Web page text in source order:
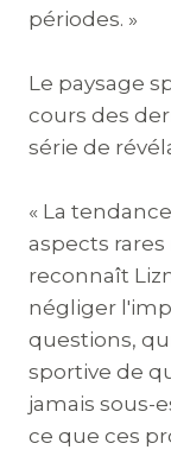
périodes. »
Le paysage
cours des
série de
« La
aspects
reconnaît
négliger
questions,
sportive de
jamais sous-
ce que ces